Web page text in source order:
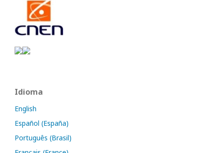
Idioma
English
Español (España)
Português (Brasil)